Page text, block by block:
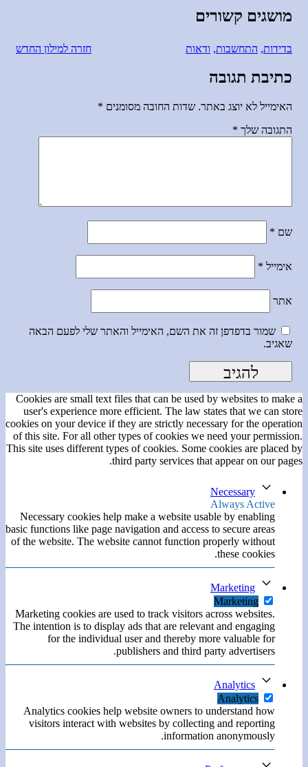
מושגים קשורים
חזרה למילון החדש בדידות, התחשבות, ודאות
כתיבת תגובה
האימייל לא יוצג באתר. שדות החובה מסומנים *
התגובה שלך *
שם *
אימייל *
אתר
שמור בדפדפן זה את השם, האימייל והאתר שלי לפעם הבאה
שאגיב.
Cookies are small text files that can be used by websites to make a
user's experience more efficient. The law states that we can store
cookies on your device if they are strictly necessary for the operation
of this site. For all other types of cookies we need your permission.
This site uses different types of cookies. Some cookies are placed by
third party services that appear on our pages.
Necessary
Always Active
Necessary cookies help make a website usable by enabling
basic functions like page navigation and access to secure areas
of the website. The website cannot function properly without
these cookies.
Marketing
Marketing
Marketing cookies are used to track visitors across websites.
The intention is to display ads that are relevant and engaging
for the individual user and thereby more valuable for
publishers and third party advertisers.
Analytics
Analytics
Analytics cookies help website owners to understand how
visitors interact with websites by collecting and reporting
information anonymously.